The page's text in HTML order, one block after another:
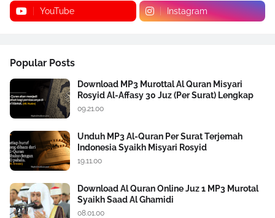
YouTube Instagram
Popular Posts
Download MP3 Murottal Al Quran Misyari
Rosyid Al-Affasy 30 Juz (Per Surat) Lengkap
09.21.00
Unduh MP3 Al-Quran Per Surat Terjemah
Indonesia Syaikh Misyari Rosyid
19.11.00
Download Al Quran Online Juz 1 MP3 Murotal
Syaikh Saad Al Ghamidi
08.01.00